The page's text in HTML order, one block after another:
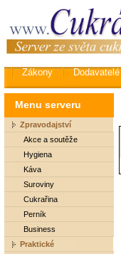
Zákony Dodavatelé
Menu serveru
Zpravodajství
Akce a soutěže
Hygiena
Káva
Suroviny
Cukrařina
Perník
Business
Praktické